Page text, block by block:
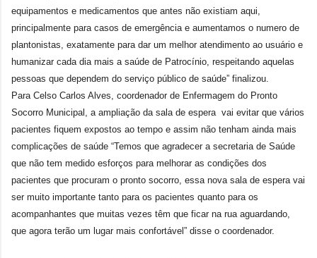
equipamentos e medicamentos que antes não existiam aqui,
principalmente para casos de emergência e aumentamos o numero de
plantonistas, exatamente para dar um melhor atendimento ao usuário e
humanizar cada dia mais a saúde de Patrocínio, respeitando aquelas
pessoas que dependem do serviço público de saúde” finalizou.
Para Celso Carlos Alves, coordenador de Enfermagem do Pronto
Socorro Municipal, a ampliação da sala de espera vai evitar que vários
pacientes fiquem expostos ao tempo e assim não tenham ainda mais
complicações de saúde “Temos que agradecer a secretaria de Saúde
que não tem medido esforços para melhorar as condições dos
pacientes que procuram o pronto socorro, essa nova sala de espera vai
ser muito importante tanto para os pacientes quanto para os
acompanhantes que muitas vezes têm que ficar na rua aguardando,
que agora terão um lugar mais confortável” disse o coordenador.